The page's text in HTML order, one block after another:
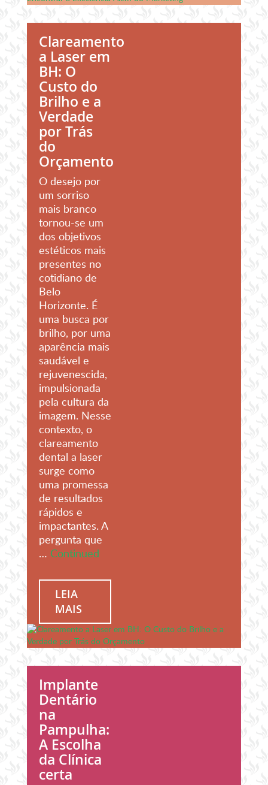
Clareamento
a Laser em
BH: O
Custo do
Brilho e a
Verdade
por Trás
do
Orçamento
O desejo por
um sorriso
mais branco
tornou-se um
dos objetivos
estéticos mais
presentes no
cotidiano de
Belo
Horizonte. É
uma busca por
brilho, por uma
aparência mais
saudável e
rejuvenescida,
impulsionada
pela cultura da
imagem. Nesse
contexto, o
clareamento
dental a laser
surge como
uma promessa
de resultados
rápidos e
impactantes. A
pergunta que
… Continued
LEIA
MAIS
Implante
Dentário
na
Pampulha:
A Escolha
da Clínica
certa